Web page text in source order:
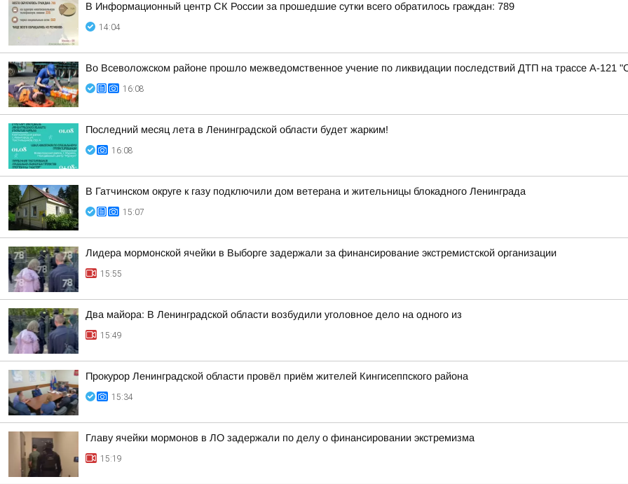
В Информационный центр СК России за прошедшие сутки всего обратилось граждан: 789
14:04
Во Всеволожском районе прошло межведомственное учение по ликвидации последствий ДТП на трассе А-121
16:08
Последний месяц лета в Ленинградской области будет жарким!
16:08
В Гатчинском округе к газу подключили дом ветерана и жительницы блокадного Ленинграда
15:07
Лидера мормонской ячейки в Выборге задержали за финансирование экстремистской организации
15:55
Два майора: В Ленинградской области возбудили уголовное дело на одного из
15:49
Прокурор Ленинградской области провёл приём жителей Кингисеппского района
15:34
Главу ячейки мормонов в ЛО задержали по делу о финансировании экстремизма
15:19